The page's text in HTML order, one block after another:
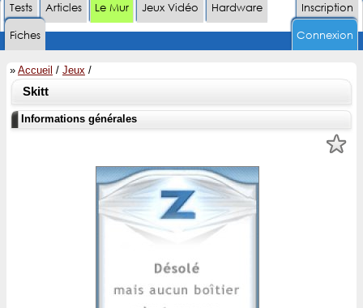
Inscription
Tests Articles Le Mur Jeux Vidéo
Hardware
Fiches
Connexion
» Accueil / Jeux /
Skitt
Informations générales